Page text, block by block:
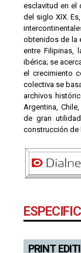
esclavitud en el
del siglo XIX.
obtenidos de la
entre Filipinas,
ibérica; se
el crecimiento
colectiva se
archivos
Argentina,
de gran
construcción de
PRINT